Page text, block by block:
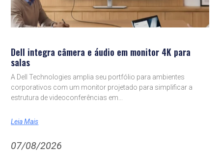
Dell integra câmera e áudio em monitor 4K para
salas
A Dell Technologies amplia seu portfólio para ambientes
corporativos com um monitor projetado para simplificar a
estrutura de videoconferências em
Leia Mais
07/08/2026